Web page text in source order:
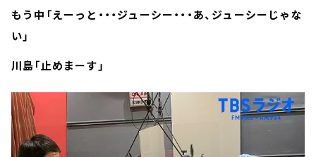
もう中「えーっと・・・ジューシー・・・あ、ジューシーじゃな
い」
川島「止めまーす」